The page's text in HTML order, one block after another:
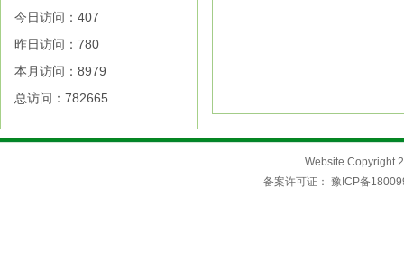
今日访问： 407
昨日访问： 780
本月访问： 8979
总访问： 782665
Website Copyright
备案许可证： 豫ICP备